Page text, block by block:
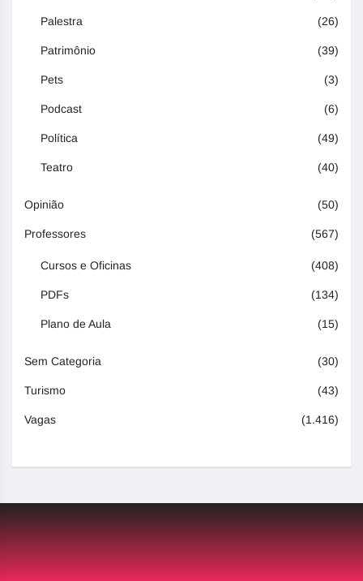
Palestra (26)
Patrimônio (39)
Pets (3)
Podcast (6)
Política (49)
Teatro (40)
Opinião (50)
Professores (567)
Cursos e Oficinas (408)
PDFs (134)
Plano de Aula (15)
Sem Categoria (30)
Turismo (43)
Vagas (1.416)